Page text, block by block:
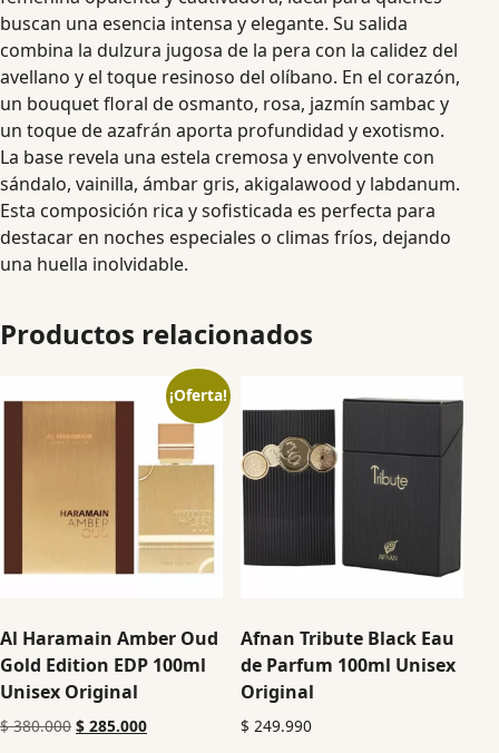
buscan una esencia intensa y elegante. Su salida
combina la dulzura jugosa de la pera con la calidez del
avellano y el toque resinoso del olíbano. En el corazón,
un bouquet floral de osmanto, rosa, jazmín sambac y
un toque de azafrán aporta profundidad y exotismo.
La base revela una estela cremosa y envolvente con
sándalo, vainilla, ámbar gris, akigalawood y labdanum.
Esta composición rica y sofisticada es perfecta para
destacar en noches especiales o climas fríos, dejando
una huella inolvidable.
Productos relacionados
¡Oferta!
Al Haramain Amber Oud
Gold Edition EDP 100ml
Unisex Original
$380.000 $ 285.000
Afnan Tribute Black Eau
de Parfum 100ml Unisex
Original
$ 249.990